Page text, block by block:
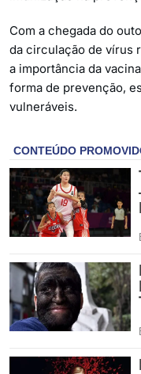
Com a chegada do
da circulação de vírus
a importância da
forma de prevenção,
vulneráveis.